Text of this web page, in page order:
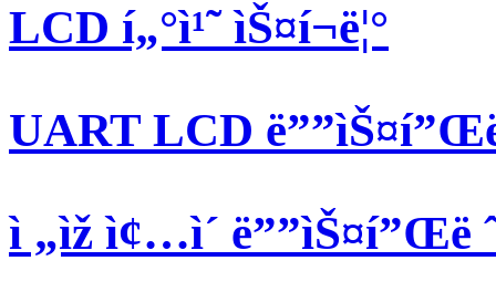
LCD í„°ì¹˜ ìŠ¤í¬ë¦°
UART LCD ë””ìŠ¤í”Œë
ì „ìž ì¢…ì´ ë””ìŠ¤í”Œë